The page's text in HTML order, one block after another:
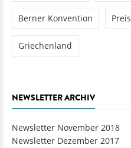
Berner Konvention Preis
Griechenland
NEWSLETTER ARCHIV
Newsletter November 2018
Newsletter Dezember 2017